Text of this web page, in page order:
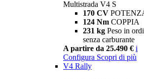
Multistrada V4 S
170 CV
124 Nm COPPIA
231 kg Peso in
senza carburante
A partire da 25.490 € i
Configura Scopri di più
V4 Rally